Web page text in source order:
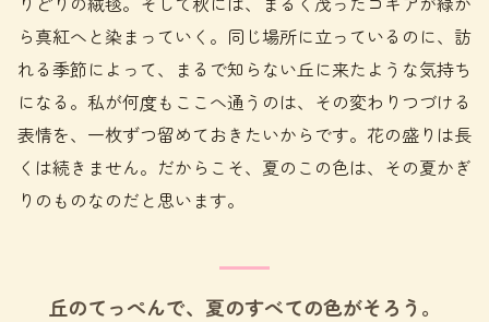
ら真紅へと染まっていく。同じ場所に立っているのに、訪
れる季節によって、まるで知らない丘に来たような気持ち
になる。私が何度もここへ通うのは、その変わりつづける
表情を、一枚ずつ留めておきたいからです。花の盛りは長
くは続きません。だからこそ、夏のこの色は、その夏かぎ
りのものなのだと思います。
丘のてっぺんで、夏のすべての色がそろう。